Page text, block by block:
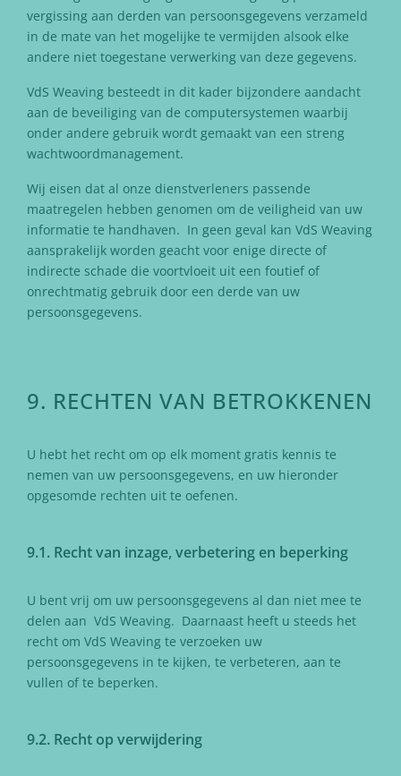
vergissing aan derden van persoonsgegevens verzameld
in de mate van het mogelijke te vermijden alsook elke
andere niet toegestane verwerking van deze gegevens.
VdS Weaving besteedt in dit kader bijzondere aandacht
aan de beveiliging van de computersystemen waarbij
onder andere gebruik wordt gemaakt van een streng
wachtwoordmanagement.
Wij eisen dat al onze dienstverleners passende
maatregelen hebben genomen om de veiligheid van uw
informatie te handhaven. In geen geval kan VdS Weaving
aansprakelijk worden geacht voor enige directe of
indirecte schade die voortvloeit uit een foutief of
onrechtmatig gebruik door een derde van uw
persoonsgegevens.
9. RECHTEN VAN BETROKKENEN
U hebt het recht om op elk moment gratis kennis te
nemen van uw persoonsgegevens, en uw hieronder
opgesomde rechten uit te oefenen.
9.1. Recht van inzage, verbetering en beperking
U bent vrij om uw persoonsgegevens al dan niet mee te
delen aan VdS Weaving. Daarnaast heeft u steeds het
recht om VdS Weaving te verzoeken uw
persoonsgegevens in te kijken, te verbeteren, aan te
vullen of te beperken.
9.2. Recht op verwijdering